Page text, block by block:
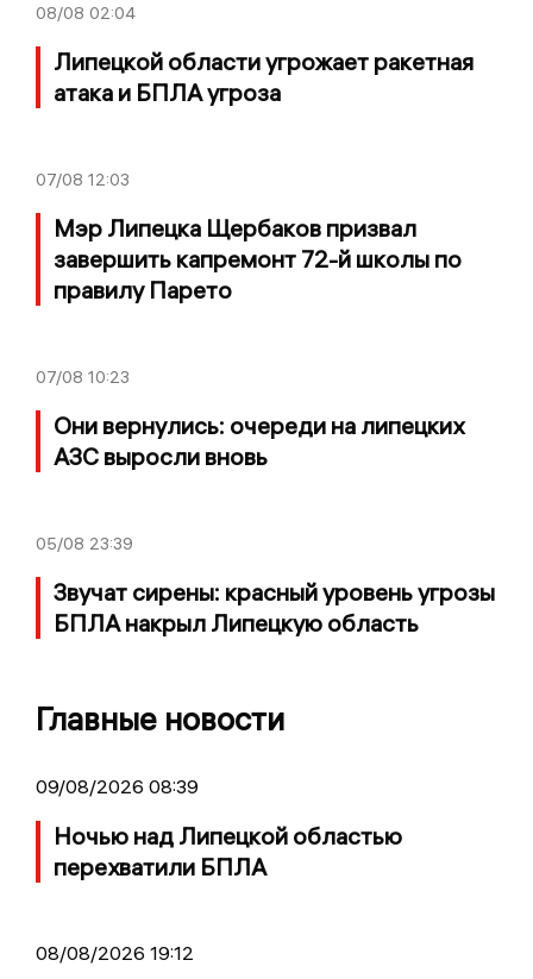
08/08 02:04
Липецкой области угрожает ракетная
атака и БПЛА угроза
07/08 12:03
Мэр Липецка Щербаков призвал
завершить капремонт 72-й школы по
правилу Парето
07/08 10:23
Они вернулись: очереди на липецких
АЗС выросли вновь
05/08 23:39
Звучат сирены: красный уровень угрозы
БПЛА накрыл Липецкую область
Главные новости
09/08/2026 08:39
Ночью над Липецкой областью
перехватили БПЛА
08/08/2026 19:12